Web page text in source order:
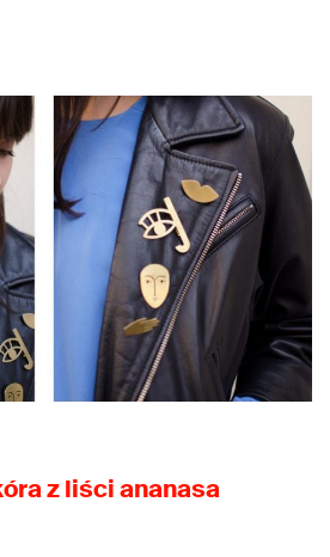
z liści ananasa